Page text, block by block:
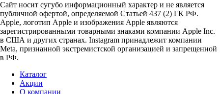
Сайт носит сугубо информационный характер и не является
публичной офертой, определяемой Статьей 437 (2) ГК РФ.
Apple, логотип Apple и изображения Apple являются
зарегистрированными товарными знаками компании Apple Inc.
в США и других странах. Instagram принадлежит компании
Meta, признанной экстремистской организацией и запрещенной
в РФ.
Каталог
Акции
О компании